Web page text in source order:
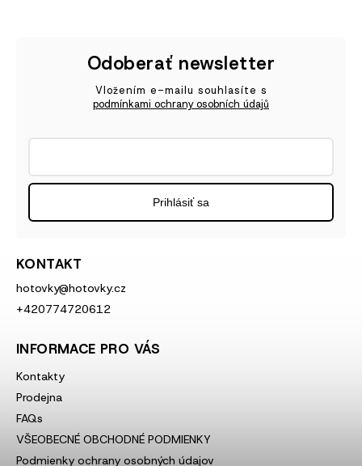
KONTAKT
hotovky@hotovky.cz
+420774720612
INFORMACE PRO VÁS
Kontakty
Prodejna
FAQs
VŠEOBECNÉ OBCHODNÉ PODMIENKY
Podmienky ochrany osobných údajov
Odoberať newsletter
Vložením e-mailu souhlasíte s
podmínkami ochrany osobních údajů
Prihlásiť sa